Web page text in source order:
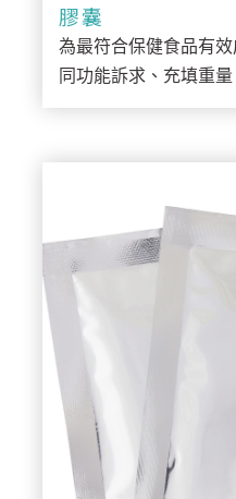
膠囊
為最符合保健食品有
同功能訴求、充填重
符合客戶市場需求膠